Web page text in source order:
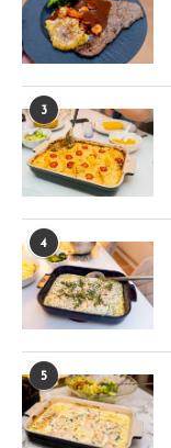
3
4
5